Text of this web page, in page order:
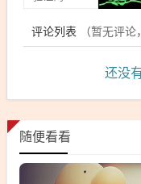
评论列表 （暂无评论，
还没
随便看看